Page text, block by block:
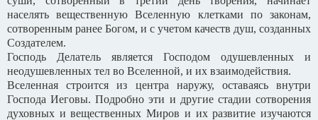
населять вещественную Вселенную клетками по законам,
сотворенным ранее Богом, и с учетом качеств душ, созданных
Создателем.
Господь Делатель является Господом одушевленных и
неодушевленных тел во Вселенной, и их взаимодействия.
Вселенная строится из центра наружу, оставаясь внутри
Господа Иеговы. Подробно эти и другие стадии сотворения
духовных и вещественных Миров и их развитие изучаются